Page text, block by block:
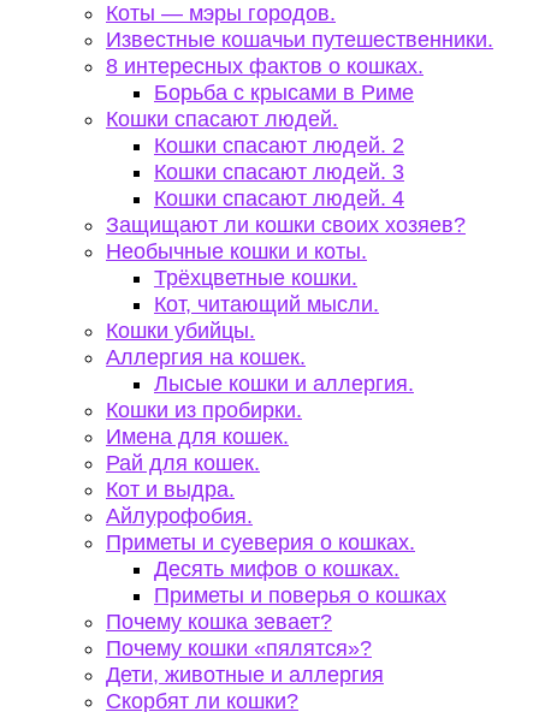
Коты — мэры городов.
Известные кошачьи путешественники.
8 интересных фактов о кошках.
Борьба с крысами в Риме
Кошки спасают людей.
Кошки спасают людей. 2
Кошки спасают людей. 3
Кошки спасают людей. 4
Защищают ли кошки своих хозяев?
Необычные кошки и коты.
Трёхцветные кошки.
Кот, читающий мысли.
Кошки убийцы.
Аллергия на кошек.
Лысые кошки и аллергия.
Кошки из пробирки.
Имена для кошек.
Рай для кошек.
Кот и выдра.
Айлурофобия.
Приметы и суеверия о кошках.
Десять мифов о кошках.
Приметы и поверья о кошках
Почему кошка зевает?
Почему кошки «пялятся»?
Дети, животные и аллергия
Скорбят ли кошки?